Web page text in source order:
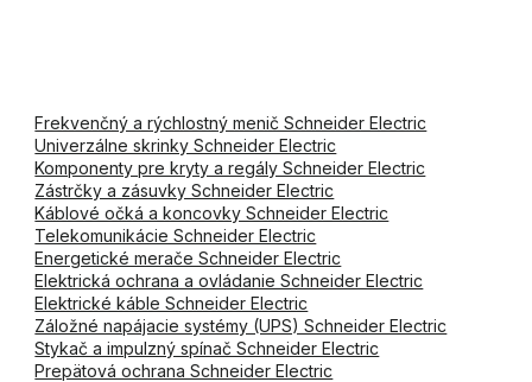
Frekvenčný a rýchlostný menič Schneider Electric
Univerzálne skrinky Schneider Electric
Komponenty pre kryty a regály Schneider Electric
Zástrčky a zásuvky Schneider Electric
Káblové očká a koncovky Schneider Electric
Telekomunikácie Schneider Electric
Energetické merače Schneider Electric
Elektrická ochrana a ovládanie Schneider Electric
Elektrické káble Schneider Electric
Záložné napájacie systémy (UPS) Schneider Electric
Stykač a impulzný spínač Schneider Electric
Prepätová ochrana Schneider Electric